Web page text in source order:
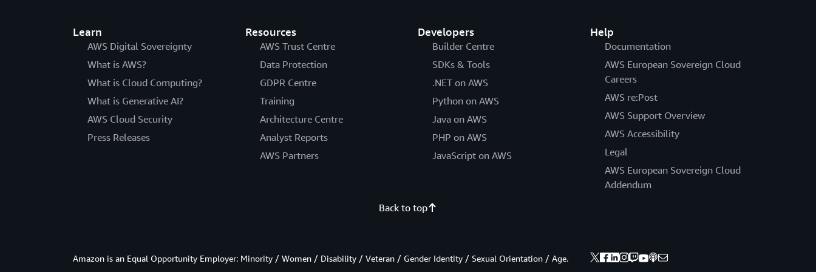
Importo totale della fattura di AWS Backup = 27,60 € + 14,80 € + 11,00 € + 0,18 € + 0,94 € + 8,97 € = 63,49 €
Fattura mensile per Amazon EventBridge = 18,40 €
TCO totale = 23.315,32 + 45 € + 23 € = 23.383,32 €
Learn
AWS Digital Sovereignty
What is AWS?
What is Cloud Computing?
What is Generative AI?
AWS Cloud Security
Press Releases
Resources
AWS Trust Centre
Data Protection
GDPR Centre
Training
Architecture Centre
Analyst Reports
AWS Partners
Developers
Builder Centre
SDKs & Tools
.NET on AWS
Python on AWS
Java on AWS
PHP on AWS
JavaScript on AWS
Help
Documentation
AWS European Sovereign Cloud
Careers
AWS re:Post
AWS Support Overview
AWS Accessibility
Legal
AWS European Sovereign Cloud
Addendum
Back to top
Amazon is an Equal Opportunity Employer: Minority / Women / Disability / Veteran / Gender Identity / Sexual Orientation / Age.